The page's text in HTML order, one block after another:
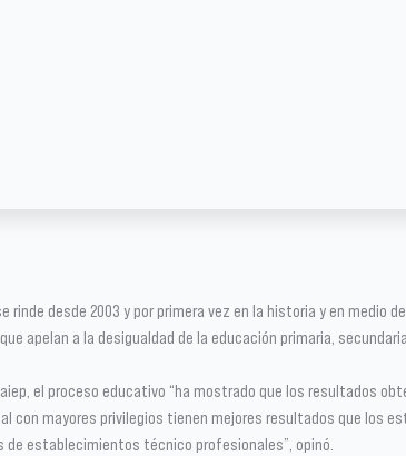
rinde desde 2003 y por primera vez en la historia y en
apelan a la desigualdad de la educación primaria,
el proceso educativo “ha mostrado que los
con mayores privilegios tienen mejores resultados que los
de establecimientos técnico profesionales”, opinó.